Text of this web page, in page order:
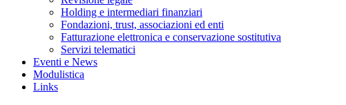
Holding e intermediari finanziari
Fondazioni, trust, associazioni ed enti
Fatturazione elettronica e conservazione sostitutiva
Servizi telematici
Eventi e News
Modulistica
Links